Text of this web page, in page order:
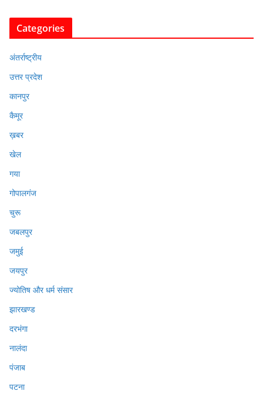
Categories
अंतर्राष्ट्रीय
उत्तर प्रदेश
कानपुर
कैमूर
ख़बर
खेल
गया
गोपालगंज
चुरू
जबलपुर
जमुई
जयपुर
ज्योतिष और धर्म संसार
झारखण्ड
दरभंगा
नालंदा
पंजाब
पटना